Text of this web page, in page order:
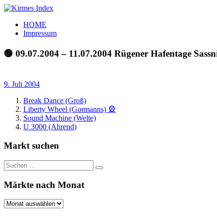
Zum
springen
Kirmes
Index
Tourpläne
der
letzten
HOME
Impressum
🟢 09.07.2004 – 11.07.2004 Rügener Hafentage
9. Juli 2004
Break Dance (Groß)
Liberty Wheel (Gormanns) 🎡
Sound Machine (Welte)
U 3000 (Ahrend)
Markt suchen
Suchen
nach:
Suchen
Märkte nach Monat
Märkte